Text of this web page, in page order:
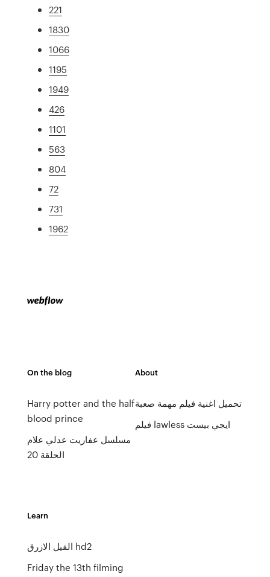
221
1830
1066
1195
1949
426
1101
563
804
72
731
1962
On the blog
Harry potter and the half
blood prince
مسلسل عفاريت عدلي علام
الحلقة 20
About
تحميل اغنية فيلم مهمة صعبة
فيلم lawless ايجي بيست
Learn
الفيل الازرق hd2
Friday the 13th filming